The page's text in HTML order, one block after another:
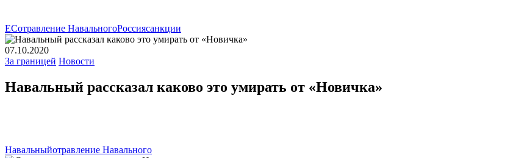
ЕСотравление НавальногоРоссиясанкции
07.10.2020
За границей Новости
Навальный рассказал каково это умирать от «Новичка»
Навальныйотравление Навального